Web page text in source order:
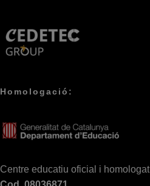
Homologació:
Centre educatiu oficial i homologat